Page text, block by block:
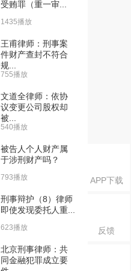
APP下载
反馈
受贿罪（重一审...
1435播放
王甫律师：刑事案
件财产查封不符合
规...
755播放
文道全律师：依协
议变更公司股权却
被...
540播放
被告人个人财产属
于涉刑财产吗？
793播放
刑事辩护（8）律师
即使发现委托人重...
623播放
北京刑事律师：共
同金融犯罪成立要